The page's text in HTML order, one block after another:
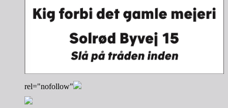
rel="nofollow"